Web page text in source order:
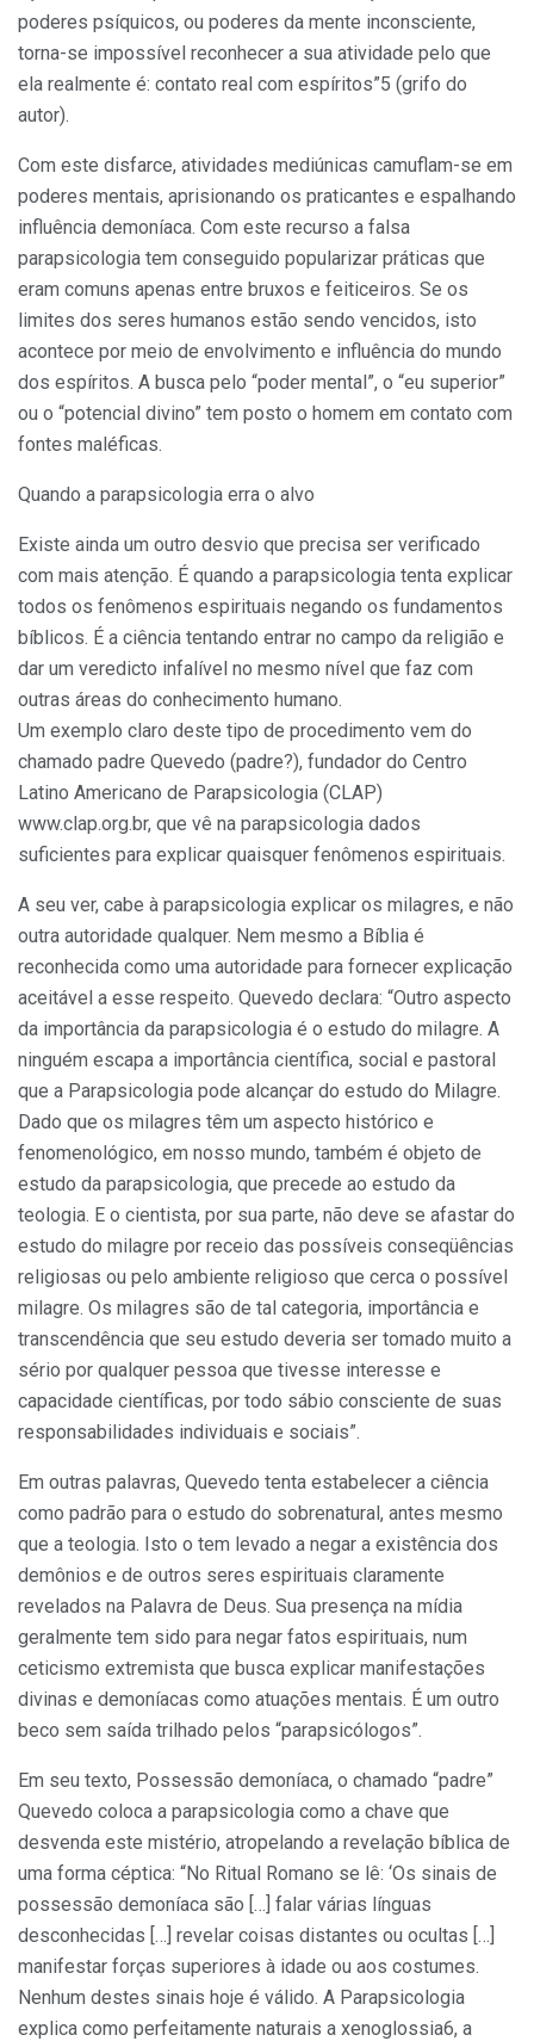
poderes psíquicos, ou poderes da mente inconsciente,
torna-se impossível reconhecer a sua atividade pelo que
ela realmente é: contato real com espíritos”5 (grifo do
autor).
Com este disfarce, atividades mediúnicas camuflam-se em
poderes mentais, aprisionando os praticantes e espalhando
influência demoníaca. Com este recurso a falsa
parapsicologia tem conseguido popularizar práticas que
eram comuns apenas entre bruxos e feiticeiros. Se os
limites dos seres humanos estão sendo vencidos, isto
acontece por meio de envolvimento e influência do mundo
dos espíritos. A busca pelo “poder mental”, o “eu superior”
ou o “potencial divino” tem posto o homem em contato com
fontes maléficas.
Quando a parapsicologia erra o alvo
Existe ainda um outro desvio que precisa ser verificado
com mais atenção. É quando a parapsicologia tenta explicar
todos os fenômenos espirituais negando os fundamentos
bíblicos. É a ciência tentando entrar no campo da religião e
dar um veredicto infalível no mesmo nível que faz com
outras áreas do conhecimento humano.
Um exemplo claro deste tipo de procedimento vem do
chamado padre Quevedo (padre?), fundador do Centro
Latino Americano de Parapsicologia (CLAP)
www.clap.org.br, que vê na parapsicologia dados
suficientes para explicar quaisquer fenômenos espirituais.
A seu ver, cabe à parapsicologia explicar os milagres, e não
outra autoridade qualquer. Nem mesmo a Bíblia é
reconhecida como uma autoridade para fornecer explicação
aceitável a esse respeito. Quevedo declara: “Outro aspecto
da importância da parapsicologia é o estudo do milagre. A
ninguém escapa a importância científica, social e pastoral
que a Parapsicologia pode alcançar do estudo do Milagre.
Dado que os milagres têm um aspecto histórico e
fenomenológico, em nosso mundo, também é objeto de
estudo da parapsicologia, que precede ao estudo da
teologia. E o cientista, por sua parte, não deve se afastar do
estudo do milagre por receio das possíveis conseqüências
religiosas ou pelo ambiente religioso que cerca o possível
milagre. Os milagres são de tal categoria, importância e
transcendência que seu estudo deveria ser tomado muito a
sério por qualquer pessoa que tivesse interesse e
capacidade científicas, por todo sábio consciente de suas
responsabilidades individuais e sociais”.
Em outras palavras, Quevedo tenta estabelecer a ciência
como padrão para o estudo do sobrenatural, antes mesmo
que a teologia. Isto o tem levado a negar a existência dos
demônios e de outros seres espirituais claramente
revelados na Palavra de Deus. Sua presença na mídia
geralmente tem sido para negar fatos espirituais, num
ceticismo extremista que busca explicar manifestações
divinas e demoníacas como atuações mentais. É um outro
beco sem saída trilhado pelos “parapsicólogos”.
Em seu texto, Possessão demoníaca, o chamado “padre”
Quevedo coloca a parapsicologia como a chave que
desvenda este mistério, atropelando a revelação bíblica de
uma forma céptica: “No Ritual Romano se lê: ‘Os sinais de
possessão demoníaca são […] falar várias línguas
desconhecidas […] revelar coisas distantes ou ocultas […]
manifestar forças superiores à idade ou aos costumes.
Nenhum destes sinais hoje é válido. A Parapsicologia
explica como perfeitamente naturais a xenoglossia6, a